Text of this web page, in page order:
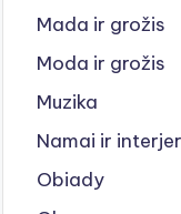
Mada ir grožis
Moda ir grožis
Muzika
Namai ir
Obiady